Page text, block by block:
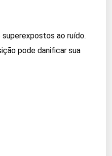
ao ruído.
pode danificar sua